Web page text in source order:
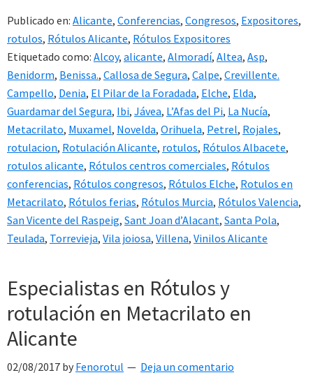
Publicado en: Alicante, Conferencias, Congresos, Expositores,
rotulos, Rótulos Alicante, Rótulos Expositores
Etiquetado como: Alcoy, alicante, Almoradí, Altea, Asp,
Benidorm, Benissa., Callosa de Segura, Calpe, Crevillente.
Campello, Denia, El Pilar de la Foradada, Elche, Elda,
Guardamar del Segura, Ibi, Jávea, L’Afas del Pi, La Nucía,
Metacrilato, Muxamel, Novelda, Orihuela, Petrel, Rojales,
rotulacion, Rotulación Alicante, rotulos, Rótulos Albacete,
rotulos alicante, Rótulos centros comerciales, Rótulos
conferencias, Rótulos congresos, Rótulos Elche, Rotulos en
Metacrilato, Rótulos ferias, Rótulos Murcia, Rótulos Valencia,
San Vicente del Raspeig, Sant Joan d’Alacant, Santa Pola,
Teulada, Torrevieja, Vila joiosa, Villena, Vinilos Alicante
Especialistas en Rótulos y
rotulación en Metacrilato en
Alicante
02/08/2017 by Fenorotul Deja un comentario